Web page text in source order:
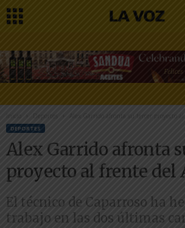
Inicio Alex Garrido afronta su tercer proyecto
DEPORTES
Alex Garrido afronta
proyecto al frente del
El técnico de Caparroso ha
trabajo en las dos últimas